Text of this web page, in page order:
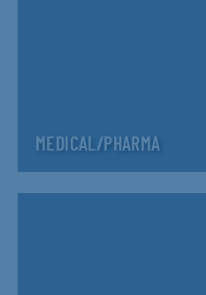
MEDICAL/PHARMA